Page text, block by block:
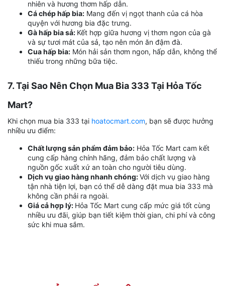
nhiên và hương thơm hấp dẫn.
Cá chép hấp bia: Mang đến vị ngọt thanh của cá hòa
quyện với hương bia đặc trưng.
Gà hấp bia sả: Kết hợp giữa hương vị thơm ngon của gà
và sự tươi mát của sả, tạo nên món ăn đậm đà.
Cua hấp bia: Món hải sản thơm ngon, hấp dẫn, không thể
thiếu trong những bữa tiệc.
7. Tại Sao Nên Chọn Mua Bia 333 Tại Hỏa Tốc
Mart?
Khi chọn mua bia 333 tại hoatocmart.com, bạn sẽ được hưởng
nhiều ưu điểm:
Chất lượng sản phẩm đảm bảo: Hỏa Tốc Mart cam kết
cung cấp hàng chính hãng, đảm bảo chất lượng và
nguồn gốc xuất xứ an toàn cho người tiêu dùng.
Dịch vụ giao hàng nhanh chóng:Với dịch vụ giao hàng
tận nhà tiện lợi, bạn có thể dễ dàng đặt mua bia 333 mà
không cần phải ra ngoài.
Giá cả hợp lý: Hỏa Tốc Mart cung cấp mức giá tốt cùng
nhiều ưu đãi, giúp bạn tiết kiệm thời gian, chi phí và công
sức khi mua sắm.